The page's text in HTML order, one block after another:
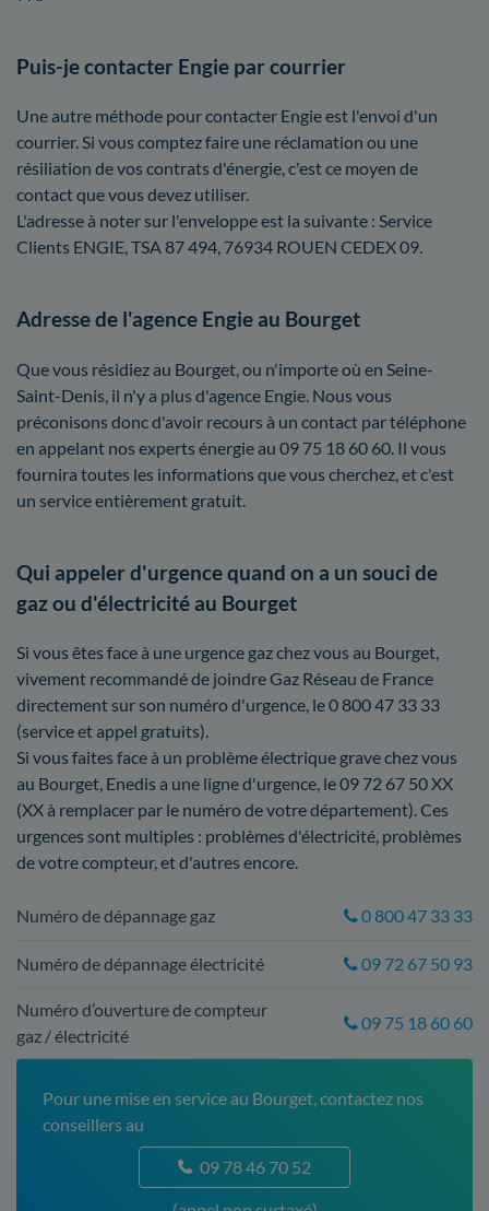
Puis-je contacter Engie par courrier
Une autre méthode pour contacter Engie est l'envoi d'un
courrier. Si vous comptez faire une réclamation ou une
résiliation de vos contrats d'énergie, c'est ce moyen de
contact que vous devez utiliser.
L'adresse à noter sur l'enveloppe est la suivante : Service
Clients ENGIE, TSA 87 494, 76934 ROUEN CEDEX 09.
Adresse de l'agence Engie au Bourget
Que vous résidiez au Bourget, ou n'importe où en Seine-
Saint-Denis, il n'y a plus d'agence Engie. Nous vous
préconisons donc d'avoir recours à un contact par téléphone
en appelant nos experts énergie au 09 75 18 60 60. Il vous
fournira toutes les informations que vous cherchez, et c'est
un service entièrement gratuit.
Qui appeler d'urgence quand on a un souci de
gaz ou d'électricité au Bourget
Si vous êtes face à une urgence gaz chez vous au Bourget,
vivement recommandé de joindre Gaz Réseau de France
directement sur son numéro d'urgence, le 0 800 47 33 33
(service et appel gratuits).
Si vous faites face à un problème électrique grave chez vous
au Bourget, Enedis a une ligne d'urgence, le 09 72 67 50 XX
(XX à remplacer par le numéro de votre département). Ces
urgences sont multiples : problèmes d'électricité, problèmes
de votre compteur, et d'autres encore.
Numéro de dépannage gaz 0 800 47 33 33
Numéro de dépannage électricité 09 72 67 50 93
Numéro d’ouverture de compteur
gaz / électricité
09 75 18 60 60
Pour une mise en service au Bourget, contactez nos
conseillers au
09 78 46 70 52